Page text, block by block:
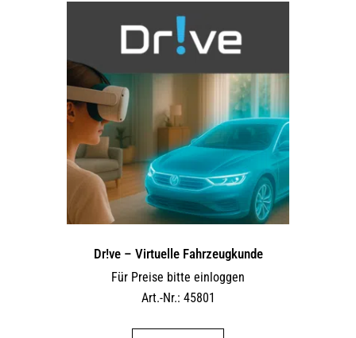
Dr!ve – Virtuelle Fahrzeugkunde
Für Preise bitte einloggen
Art.-Nr.: 45801